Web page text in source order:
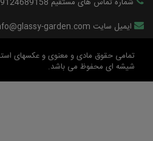
ایمیل سایت info@glassy-garden.com
تمامی حقوق مادی و معنوی و عکسهای
شیشه ای محفوظ می باشد.